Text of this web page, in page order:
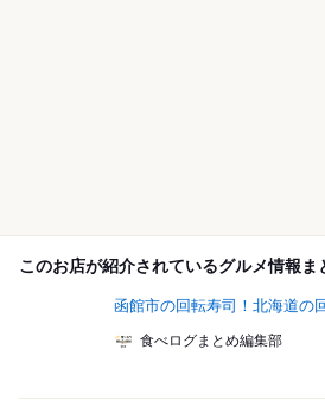
このお店が紹介されているグルメ情報ま
函館市の回転寿司！北海道の
食べログまとめ編集部